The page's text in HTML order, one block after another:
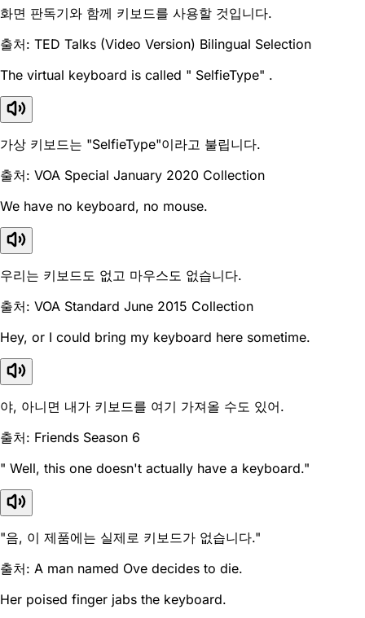
화면 판독기와 함께 키보드를 사용할 것입니다.
출처: TED Talks (Video Version) Bilingual Selection
The virtual keyboard is called " SelfieType" .
가상 키보드는 "SelfieType"이라고 불립니다.
출처: VOA Special January 2020 Collection
We have no keyboard, no mouse.
우리는 키보드도 없고 마우스도 없습니다.
출처: VOA Standard June 2015 Collection
Hey, or I could bring my keyboard here sometime.
야, 아니면 내가 키보드를 여기 가져올 수도 있어.
출처: Friends Season 6
" Well, this one doesn't actually have a keyboard."
"음, 이 제품에는 실제로 키보드가 없습니다."
출처: A man named Ove decides to die.
Her poised finger jabs the keyboard.